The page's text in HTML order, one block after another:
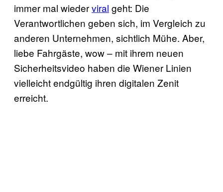
immer mal wiederviral geht: Die
Verantwortlichen geben sich, im Vergleich zu
anderen Unternehmen, sichtlich Mühe. Aber,
liebe Fahrgäste, wow – mit ihrem neuen
Sicherheitsvideo haben die Wiener Linien
vielleicht endgültig ihren digitalen Zenit
erreicht.